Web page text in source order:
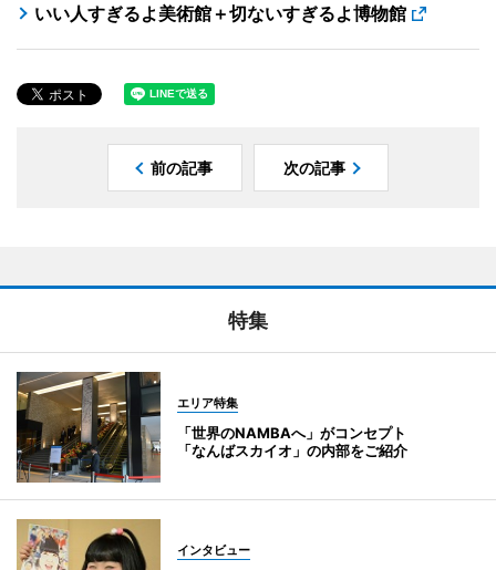
いい人すぎるよ美術館＋切ないすぎるよ博物館
前の記事 次の記事
特集
エリア特集
「世界のNAMBAへ」がコンセプト
「なんばスカイオ」の内部をご紹介
インタビュー